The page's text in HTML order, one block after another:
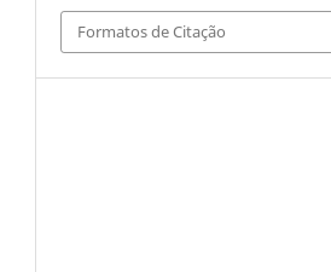
Formatos de Citação